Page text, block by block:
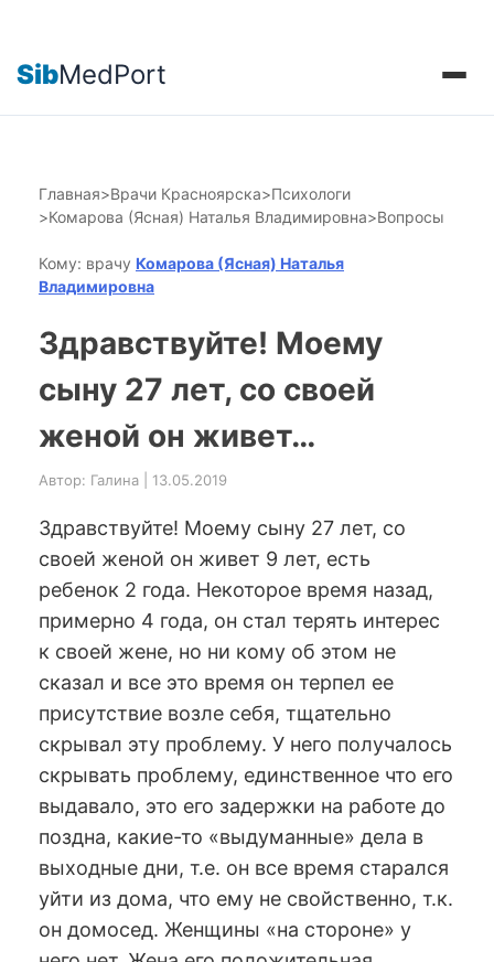
SibMedPort
Главная>Врачи Красноярска>Психологи
>Комарова (Ясная) Наталья Владимировна>Вопросы
Кому: врачу Комарова (Ясная) Наталья
Владимировна
Здравствуйте! Моему
сыну 27 лет, со своей
женой он живет…
Автор: Галина | 13.05.2019
Здравствуйте! Моему сыну 27 лет, со
своей женой он живет 9 лет, есть
ребенок 2 года. Некоторое время назад,
примерно 4 года, он стал терять интерес
к своей жене, но ни кому об этом не
сказал и все это время он терпел ее
присутствие возле себя, тщательно
скрывал эту проблему. У него получалось
скрывать проблему, единственное что его
выдавало, это его задержки на работе до
поздна, какие-то «выдуманные» дела в
выходные дни, т.е. он все время старался
уйти из дома, что ему не свойственно, т.к.
он домосед. Женщины «на стороне» у